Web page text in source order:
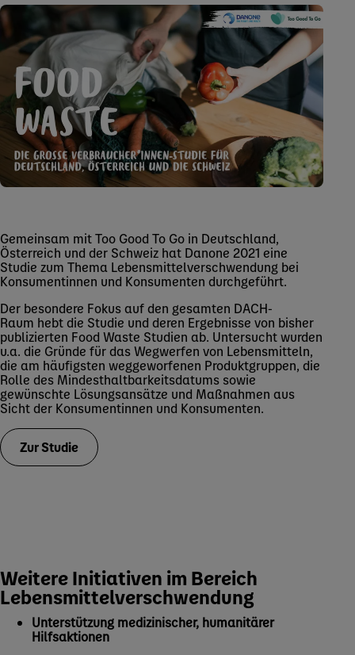
Gemeinsam mit Too Good To Go in Deutschland,
Österreich und der Schweiz hat Danone 2021 eine
Studie zum Thema Lebensmittelverschwendung bei
Konsumentinnen und Konsumenten durchgeführt.
Der besondere Fokus auf den gesamten DACH-
Raum hebt die Studie und deren Ergebnisse von bisher
publizierten Food Waste Studien ab. Untersucht wurden
u.a. die Gründe für das Wegwerfen von Lebensmitteln,
die am häufigsten weggeworfenen Produktgruppen, die
Rolle des Mindesthaltbarkeitsdatums sowie
gewünschte Lösungsansätze und Maßnahmen aus
Sicht der Konsumentinnen und Konsumenten.
Zur Studie
Weitere Initiativen im Bereich
Lebensmittelverschwendung
Unterstützung medizinischer, humanitärer
Hilfsaktionen